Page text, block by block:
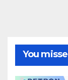
You